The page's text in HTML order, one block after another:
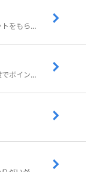
歩いてポイ活！日常生活でお得にポイントをもらおう
歩いたりアンケート回答など幅広い手段でポイントをゲット